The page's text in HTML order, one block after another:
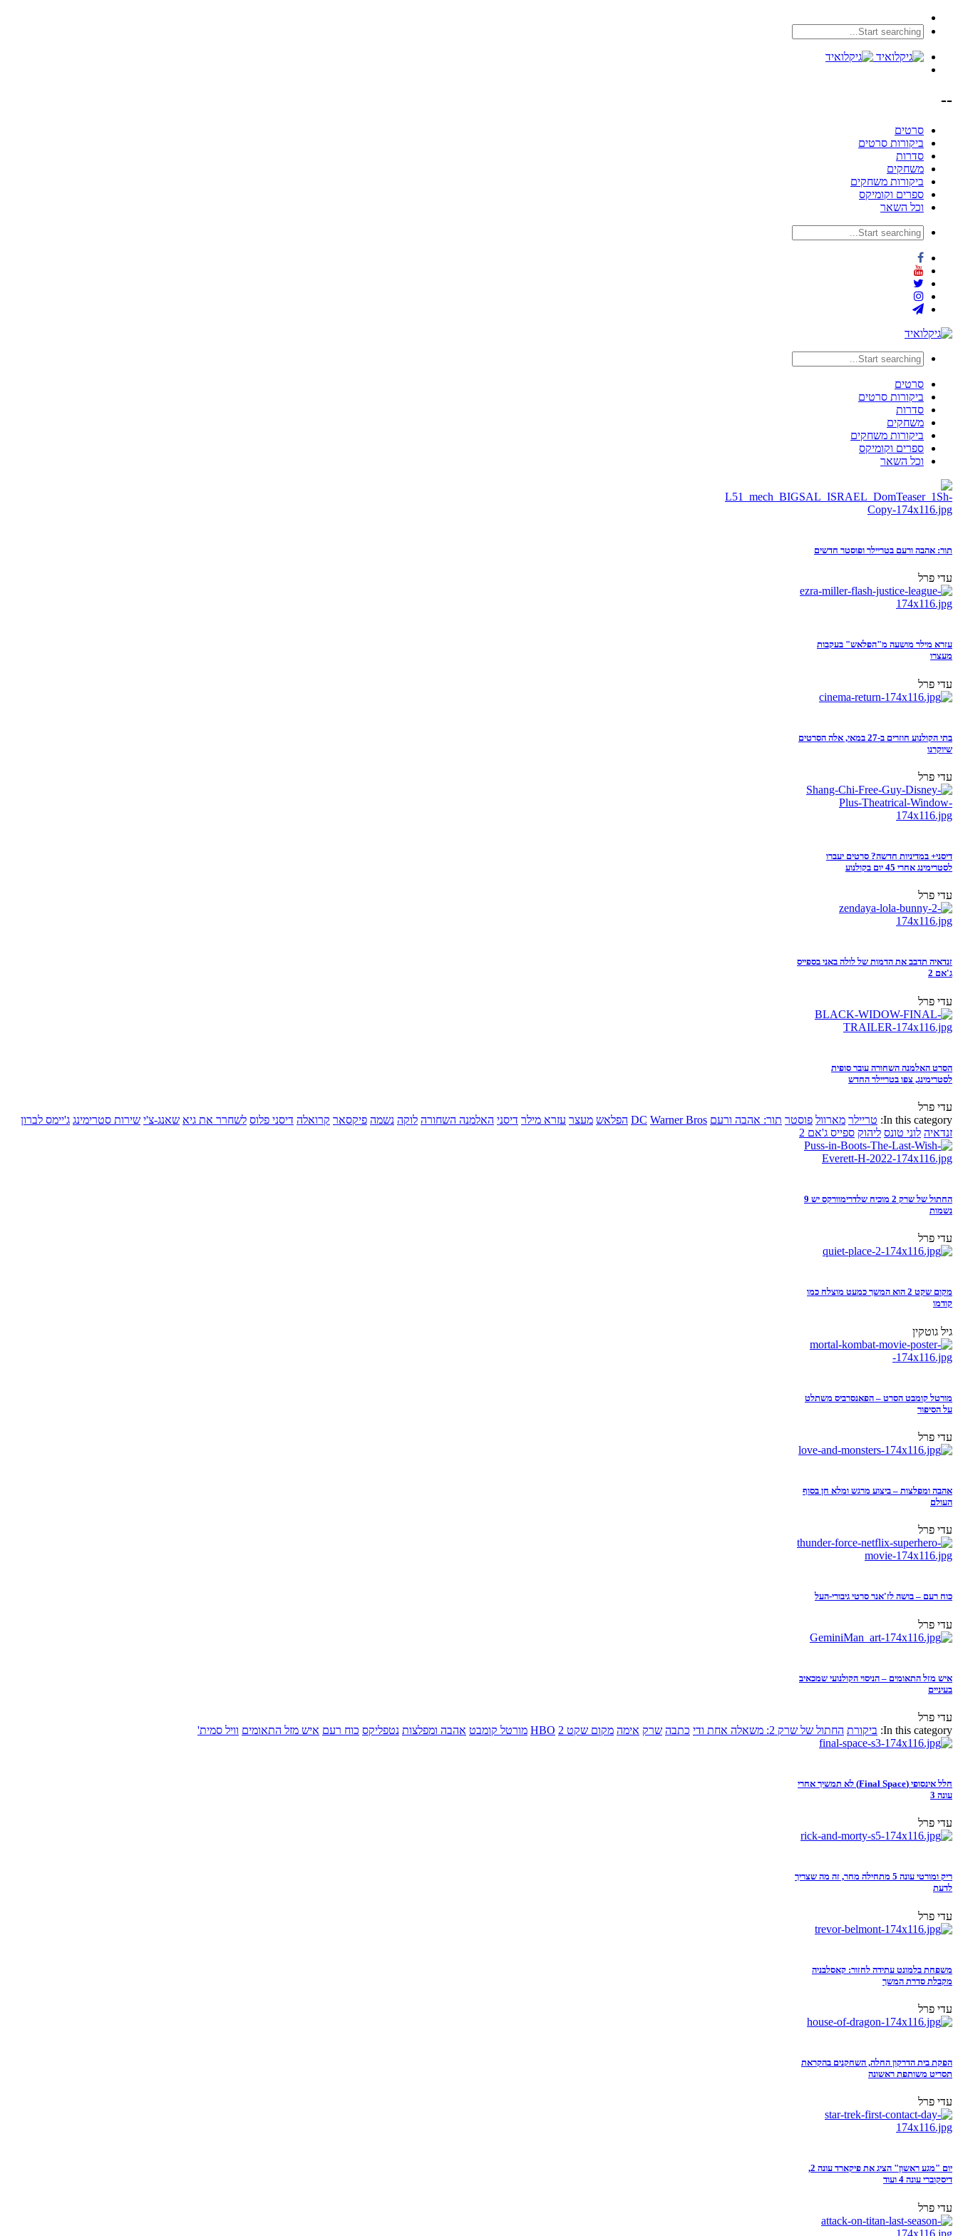
--
סרטים
ביקורות סרטים
סדרות
משחקים
ביקורות משחקים
ספרים וקומיקס
וכל השאר
סרטים
ביקורות סרטים
סדרות
משחקים
ביקורות משחקים
ספרים וקומיקס
וכל השאר
תור: אהבה ורעם בטריילר ופוסטר חדשים
עדי פרל
עזרא מילר מושעה מ"הפלאש" בעקבות
מעצרו
עדי פרל
בתי הקולנוע חוזרים ב-27 במאי, אלה הסרטים
שיוקרנו
עדי פרל
דיסני+ במדיניות חדשה? סרטים יעברו
לסטרימינג אחרי 45 יום בקולנוע
עדי פרל
זנדאיה תדבב את הדמות של לולה באני בספייס
ג'אם 2
עדי פרל
הסרט האלמנה השחורה עובר סופית
לסטרימינג, צפו בטריילר החדש
עדי פרל
In this category: טריילר מארוול פוסטר תור: אהבה ורעם DC Warner Bros הפלאש מעצר עזרא מילר דיסני האלמנה השחורה לוקה נשמה פיקסאר קרואלה דיסני פלוס לשחרר את גיא שאנג-צ'י שירות סטרימינג ג'יימס לברון
זנדאיה לוני טונס ליהוק ספייס ג'אם 2
החתול של שרק 2 מוכיח שלדרימוורקס יש 9
נשמות
עדי פרל
מקום שקט 2 הוא המשך כמעט מוצלח כמו
קודמו
גיל גוטקין
מורטל קומבט הסרט – הפאנסרביס משתלט
על הסיפור
עדי פרל
אהבה ומפלצות – ביצוע מרגש ומלא חן בסוף
העולם
עדי פרל
כוח רעם – בושה לז'אנר סרטי גיבורי-העל
עדי פרל
איש מזל התאומים – הניסוי הקולנועי שמכאיב
בעיניים
עדי פרל
In this category: ביקורת החתול של שרק 2: משאלה אחת ודי כתבה שרק אימה מקום שקט 2 HBO מורטל קומבט אהבה ומפלצות נטפליקס כוח רעם איש מזל התאומים וויל סמית'
חלל אינסופי (Final Space) לא תמשיך אחרי
עונה 3
עדי פרל
ריק ומורטי עונה 5 מתחילה מחר, זה מה שצריך
לדעת
עדי פרל
משפחת בלמונט עתידה לחזור: קאסלבניה
מקבלת סדרת המשך
עדי פרל
הפקת בית הדרקון החלה, השחקנים בהקראת
תסריט משותפת ראשונה
עדי פרל
יום "מגע ראשון" הציג את פיקארד עונה 2,
דיסקוברי עונה 4 ועוד
עדי פרל